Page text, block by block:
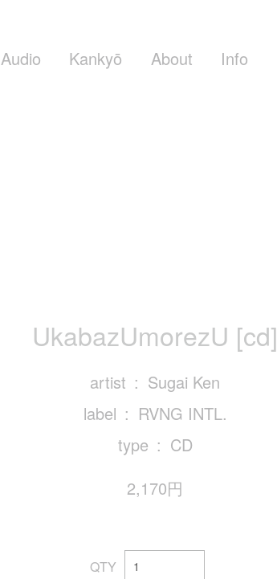
Audio Kankyō About Info
UkabazUmorezU [cd]
artist
Sugai Ken
label
RVNG INTL.
type
CD
2,170円
QTY